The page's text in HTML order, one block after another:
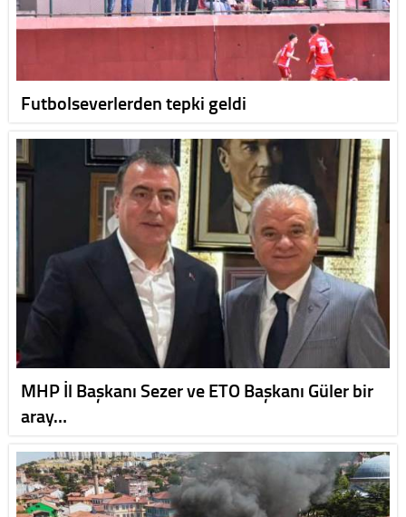
Futbolseverlerden tepki geldi
MHP İl Başkanı Sezer ve ETO Başkanı Güler bir
aray…